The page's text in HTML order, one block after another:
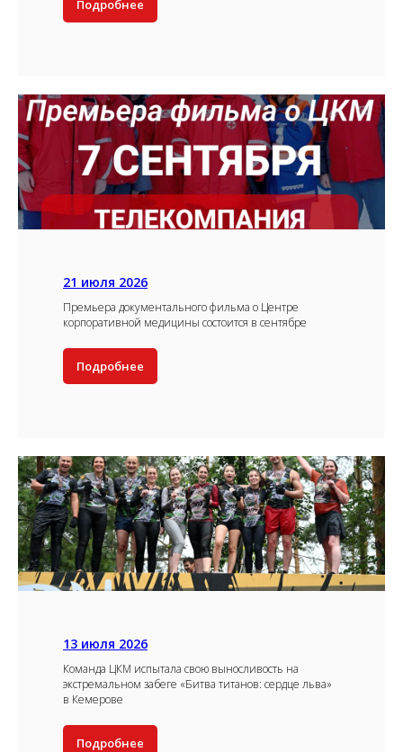
Подробнее
21 июля 2026
Премьера документального фильма о Центре
корпоративной медицины состоится в сентябре
Подробнее
13 июля 2026
Команда ЦКМ испытала свою выносливость на
экстремальном забеге «Битва титанов: сердце льва»
в Кемерове
Подробнее